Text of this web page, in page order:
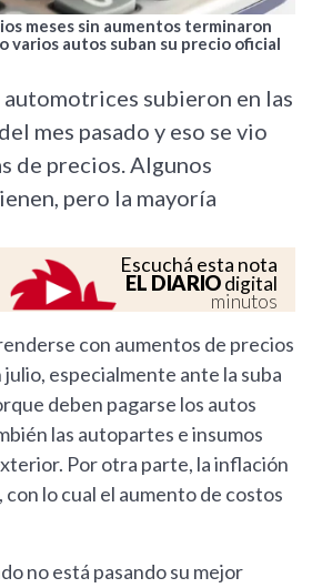
meses sin aumentos terminaron
varios autos suban su precio oficial
automotrices subieron en las
mes pasado y eso se vio
de precios. Algunos
pero la mayoría
Escuchá esta nota
EL DIARIOdigital
minutos
con aumentos de precios
julio, especialmente ante la suba
deben pagarse los autos
las autopartes e insumos
Por otra parte, la inflación
lo cual el aumento de costos
no está pasando su mejor